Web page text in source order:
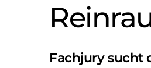
Fachjury sucht